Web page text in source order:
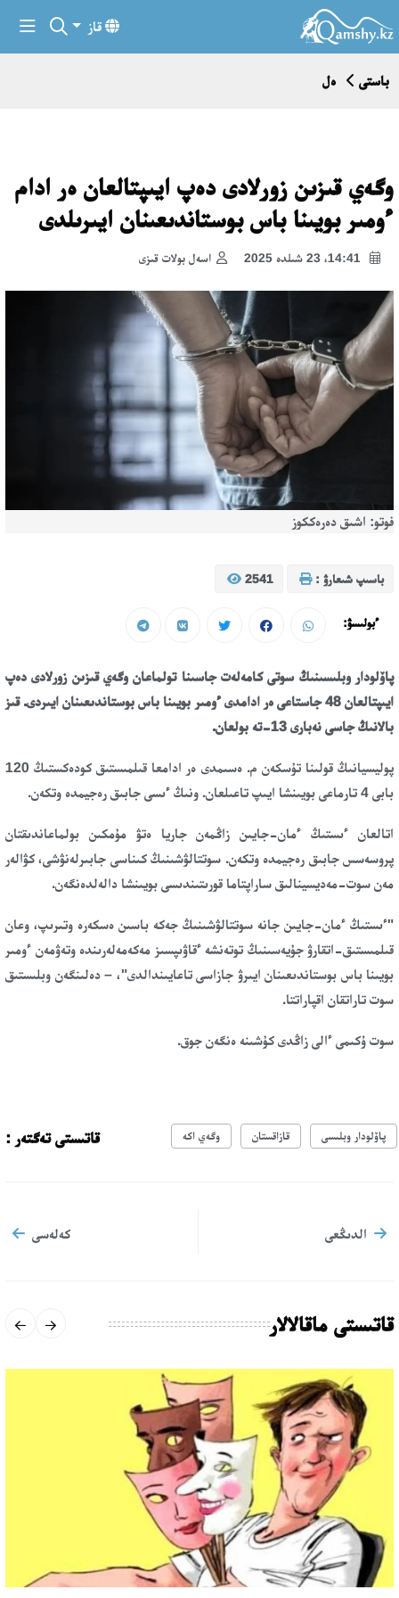
قاز
باستى ەل
وگەي قىزىن زورلادى دەپ ايىپتالعان ەر ادام
ءومىر بويىنا باس بوستاندىعىنان ايىرىلدى
اسەل بولات قىزى
فوتو: اشىق دەرەككوز
باسىپ شىعارۋ : 2541
ءبولىسۋ:
پاۆلودار وبلىسىنىڭ سوتى كامەلەت جاسىنا تولماعان وگەي قىزىن زورلادى دەپ
ايىپتالعان 48 جاستاعى ەر ادامدى ءومىر بويىنا باس بوستاندىعىنان ايىردى. قىز
بالانىڭ جاسى نەبارى 13-تە بولعان.
پوليسيانىڭ قولىنا تۇسكەن م. ەسىمدى ەر ادامعا قىلمىستىق كودەكستىڭ 120
بابى 4 تارماعى بويىنشا ايىپ تاعىلعان. ونىڭ ءىسى جابىق رەجيمدە وتكەن.
اتالعان ءىستىڭ ءمان-جايىن زاڭمەن جاريا ەتۋ مۇمكىن بولماعاندىقتان
پروسەسس جابىق رەجيمدە وتكەن. سوتتالۋشىنىڭ كىناسى جابىرلەنۋشى، كۋالەر
مەن سوت-مەديسينالىق ساراپتاما قورىتىندىسى بويىنشا دالەلدەنگەن.
"ءىستىڭ ءمان-جايىن جانە سوتتالۋشىنىڭ جەكە باسىن ەسكەرە وتىرىپ، وعان
قىلمىستىق-اتقارۋ جۇيەسىنىڭ توتەنشە ءقاۋىپسىز مەكەمەلەرىندە وتەۋمەن ءومىر
بويىنا باس بوستاندىعىنان ايىرۋ جازاسى تاعايىندالدى"، – دەلىنگەن وبلىستىق
سوت تاراتقان اقپاراتتا.
سوت ۇكىمى ءالى زاڭدى كۇشىنە ەنگەن جوق.
قاتىستى تەگتەر : پاۆلودار وبلىسى قازاقستان وگەي اكە
الدىڭعى كەلەسى
قاتىستى ماقالالار